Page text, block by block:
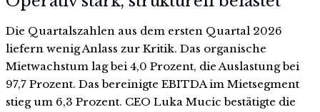
Die Quartalszahlen aus dem ersten Quartal 2026
liefern wenig Anlass zur Kritik. Das organische
Mietwachstum lag bei 4,0 Prozent, die Auslastung bei
97,7 Prozent. Das bereinigte EBITDA im Mietsegment
stieg um 6,3 Prozent. CEO Luka Mucic bestätigte die